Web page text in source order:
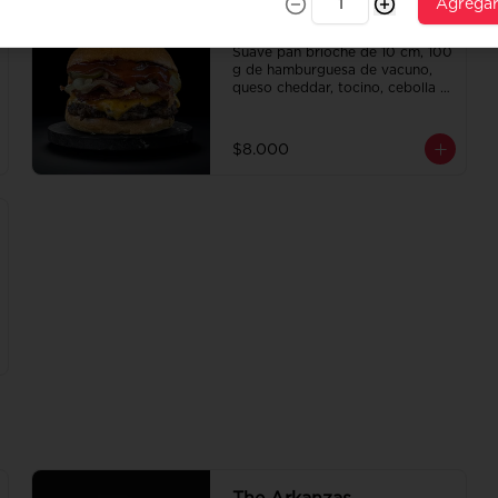
The Newyork
Suave pan brioche de 10 cm, 100
g de hamburguesa de vacuno,
queso cheddar, tocino, cebolla
$8.000
Agregar